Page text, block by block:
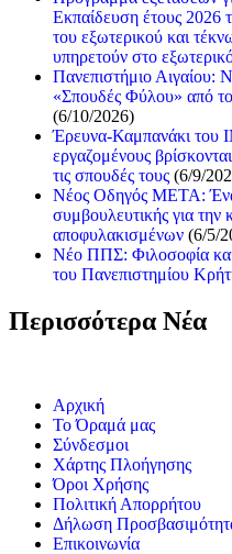
Εκπαίδευση έτους 2026
του εξωτερικού και
υπηρετούν στο
Πανεπιστήμιο Αιγαίου:
«Σπουδές Φύλου» από
(6/10/2026)
Έρευνα-Καμπανάκι του
εργαζομένους
τις σπουδές τους (6/9/
Νέος Οδηγός ΜΕΤΑ: Ένα
συμβουλευτικής για την
αποφυλακισμένων (6/5/
Νέο ΠΠΣ: Φιλοσοφία και
του Πανεπιστημίου
Περισσότερα Νέα
Αρχική
Το Όραμά μας
Σύνδεσμοι
Χάρτης Πλοήγησης
Όροι Χρήσης
Πολιτική Απορρήτου
Δήλωση
Επικοινωνία